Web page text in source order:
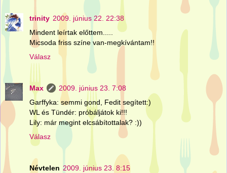
trinity 2009. június 22. 22:38
Mindent leírtak előttem.....
Micsoda friss színe van-megkívántam!!
Válasz
Max
2009. június 23. 7:08
Garffyka: semmi gond, Fedit segített:)
WL és Tündér: próbáljátok ki!!!
Lily: már megint elcsábítottalak? :))
Válasz
Névtelen 2009. június 23. 8:15